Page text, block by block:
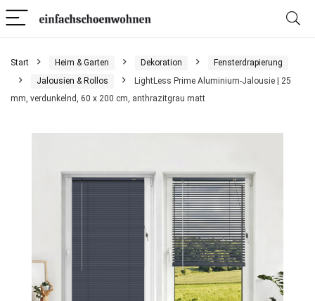
Start Heim & Garten Dekoration
Fensterdrapierung
Jalousien & Rollos
LightLess Prime Aluminium-Jalousie | 25
mm, verdunkelnd, 60 x 200 cm, anthrazitgrau matt